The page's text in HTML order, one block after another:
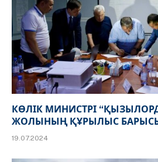
КӨЛІК МИНИСТРІ
ЖОЛЫНЫҢ ҚҰРЫЛЫС
19.07.2024